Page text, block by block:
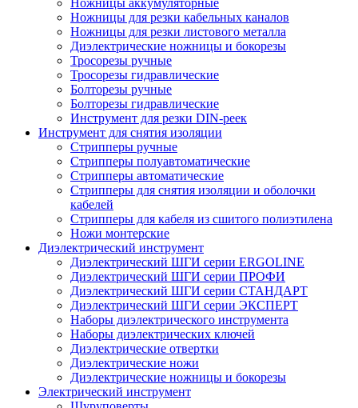
Ножницы аккумуляторные
Ножницы для резки кабельных каналов
Ножницы для резки листового металла
Диэлектрические ножницы и бокорезы
Тросорезы ручные
Тросорезы гидравлические
Болторезы ручные
Болторезы гидравлические
Инструмент для резки DIN-реек
Инструмент для снятия изоляции
Cтрипперы ручные
Cтрипперы полуавтоматические
Cтрипперы автоматические
Стрипперы для снятия изоляции и оболочки
кабелей
Стрипперы для кабеля из сшитого полиэтилена
Ножи монтерские
Диэлектрический инструмент
Диэлектрический ШГИ серии ERGOLINE
Диэлектрический ШГИ серии ПРОФИ
Диэлектрический ШГИ серии СТАНДАРТ
Диэлектрический ШГИ серии ЭКСПЕРТ
Наборы диэлектрического инструмента
Наборы диэлектрических ключей
Диэлектрические отвертки
Диэлектрические ножи
Диэлектрические ножницы и бокорезы
Электрический инструмент